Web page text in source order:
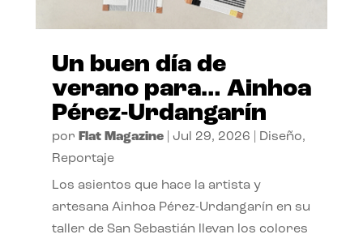
Un buen día de
verano para… Ainhoa
Pérez-Urdangarín
por Flat Magazine| Jul 29, 2026 Diseño,
Reportaje
Los asientos que hace la artista y
artesana Ainhoa Pérez-Urdangarín en su
taller de San Sebastián llevan los colores